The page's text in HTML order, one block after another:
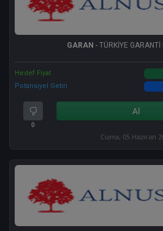
GARAN - TÜRKİYE
Hedef Fiyat
Potansiyel Getiri
0
Al
Cuma, 05 Haziran